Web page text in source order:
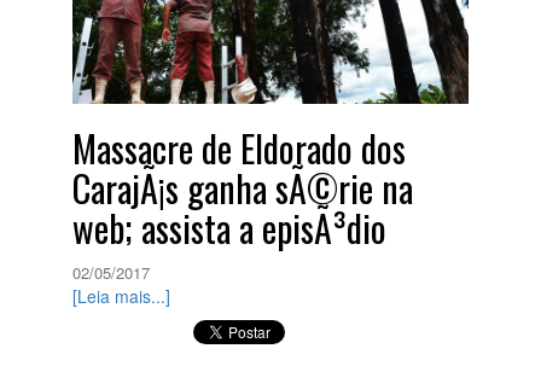
Massacre de Eldorado dos
CarajÃ¡s ganha sÃ©rie na
web; assista a episÃ³dio
02/05/2017
[Leia mais...]